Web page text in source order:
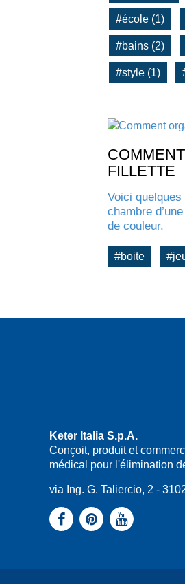
#école (1)
#bains (2)
#style (1)
FILLETTE
Voici
chambre
de couleur.
#boite
Keter Italia S.p.A.
Conçoit, produit et
médical pour l'élimination
via Ing. G. Taliercio, 2 -